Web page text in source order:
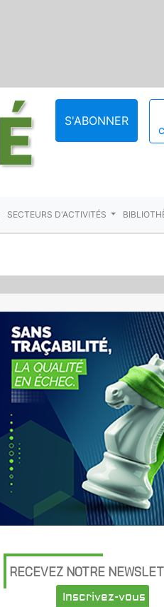
S'ABONNER
SECTEURS D'ACTIVITÉS
RECEVEZ NOTRE
Inscrivez-vous